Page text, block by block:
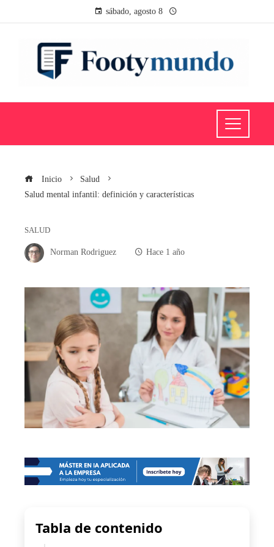
sábado, agosto 8
Inicio
Salud
Salud mental infantil: definición y características
SALUD
Norman Rodriguez Hace 1 año
Tabla de contenido